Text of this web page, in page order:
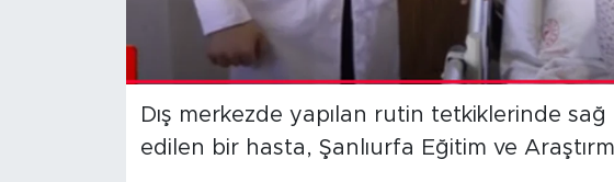
Dış merkezde yapılan rutin tetkiklerinde
edilen bir hasta, Şanlıurfa Eğitim ve